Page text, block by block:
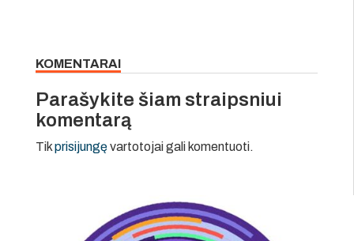
KOMENTARAI
Parašykite šiam straipsniui
komentarą
Tikprisijungęvartotojai gali komentuoti.